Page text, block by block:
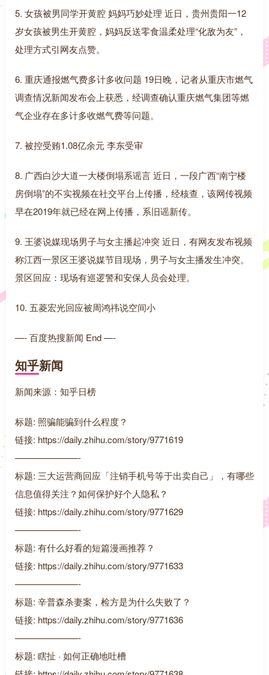
5. 女孩被男同学开黄腔 妈妈巧妙处理 近日，贵州贵阳一12
岁女孩被男生开黄腔，妈妈反送零食温柔处理“化敌为友”，
处理方式引网友点赞。
6. 重庆通报燃气费多计多收问题 19日晚，记者从重庆市燃气
调查情况新闻发布会上获悉，经调查确认重庆燃气集团等燃
气企业存在多计多收燃气费等问题。
7. 被控受贿1.08亿余元 李东受审
8. 广西白沙大道一大楼倒塌系谣言 近日，一段广西“南宁楼
房倒塌”的不实视频在社交平台上传播，经核查，该网传视频
早在2019年就已经在网上传播，系旧谣新传。
9. 王婆说媒现场男子与女主播起冲突 近日，有网友发布视频
称江西一景区王婆说媒节目现场，男子与女主播发生冲突。
景区回应：现场有巡逻警和安保人员会处理。
10. 五菱宏光回应被周鸿祎说空间小
—- 百度热搜新闻 End —-
知乎新闻
新闻来源：知乎日榜
标题: 照骗能骗到什么程度？
链接: https://daily.zhihu.com/story/9771619
———————-
标题: 三大运营商回应「注销手机号等于出卖自己」，有哪些
信息值得关注？如何保护好个人隐私？
链接: https://daily.zhihu.com/story/9771629
———————-
标题: 有什么好看的短篇漫画推荐？
链接: https://daily.zhihu.com/story/9771633
———————-
标题: 辛普森杀妻案，检方是为什么失败了？
链接: https://daily.zhihu.com/story/9771636
———————-
标题: 瞎扯 · 如何正确地吐槽